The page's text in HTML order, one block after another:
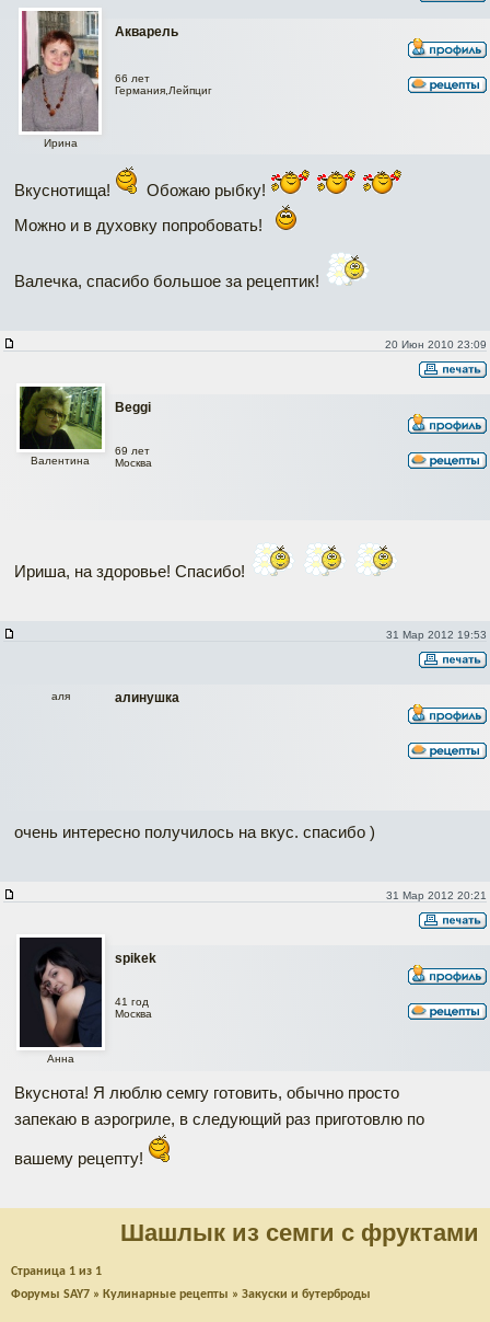
Акварель
Ирина
66 лет
Германия,Лейпциг
Вкуснотища!
Обожаю рыбку!
Можно и в духовку попробовать!
Валечка, спасибо большое за рецептик!
20 Июн 2010 23:09
Beggi
Валентина
69 лет
Москва
Ириша, на здоровье! Спасибо!
31 Мар 2012 19:53
aлинyшкa
аля
очень интересно получилось на вкус. спасибо )
31 Мар 2012 20:21
spikek
Анна
41 год
Москва
Вкуснота! Я люблю семгу готовить, обычно просто
запекаю в аэрогриле, в следующий раз приготовлю по
вашему рецепту!
Шашлык из семги с фруктами
Страница 1 из 1
Форумы SAY7 » Кулинарные рецепты » Закуски и бутерброды